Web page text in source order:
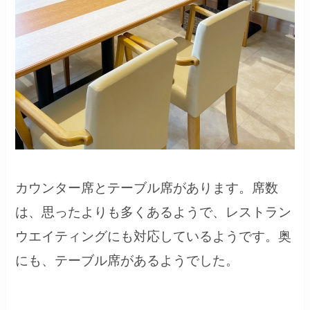
カウンター席とテーブル席があります。席数
は、思ったよりも多くあるようで、レストラン
ウエイティングにも対応しているようです。奥
にも、テーブル席があるようでした。